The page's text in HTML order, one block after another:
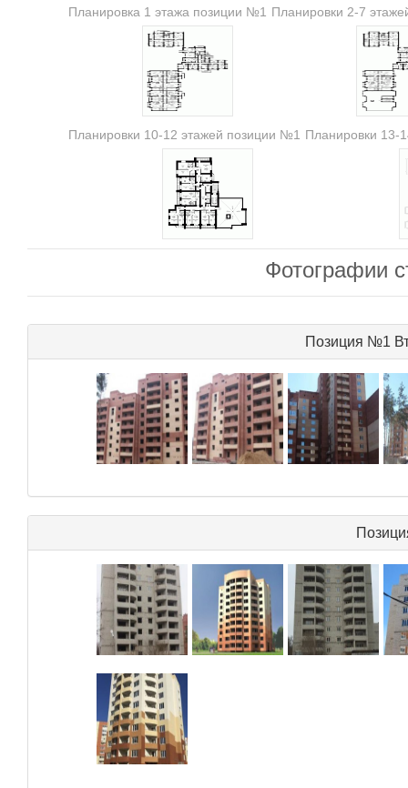
Планировка 1 этажа позиции №1 Планировки 2-7
Планировки 10-12 этажей позиции №1 Планировки 13-
Фотографии
Позиция №1